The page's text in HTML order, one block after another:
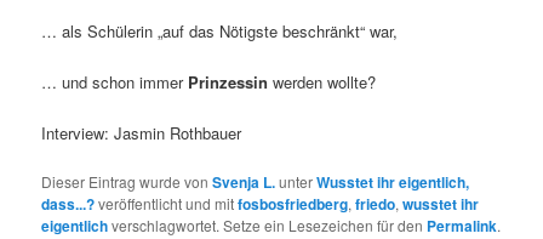
… als Schülerin „auf das Nötigste beschränkt“ war,
… und schon immer Prinzessin werden wollte?
Interview: Jasmin Rothbauer
Dieser Eintrag wurde vonSvenja L.unterWusstet ihr eigentlich,
dass...?veröffentlicht und mitfosbosfriedberg,friedo,wusstet ihr
eigentlichverschlagwortet. Setze ein Lesezeichen für den Permalink.